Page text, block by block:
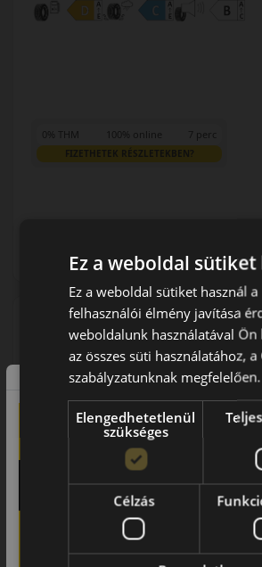
0% THM 100% online 7 perc
FIZETHETEK RÉSZLETEKBEN?
Kuponkód másolása
NÉGYÉVSZAKOS GUMI
AS210 Euroallseason
185/60R14 (82) H
AKÁR
Ez a weboldal sütiket
Ez a weboldal sütiket használ a
felhasználói élmény javítása
weboldalunk használatával Ön
az összes süti használatához, a
szabályzatunknak megfelelően.
Elengedhetetlenül
szükséges
Célzás